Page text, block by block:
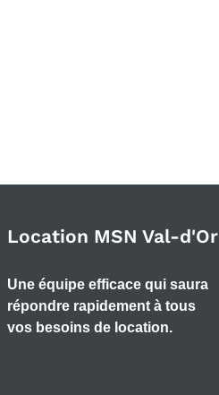
Location MSN Val-d'Or
Une équipe efficace qui saura
répondre rapidement à tous
vos besoins de location.